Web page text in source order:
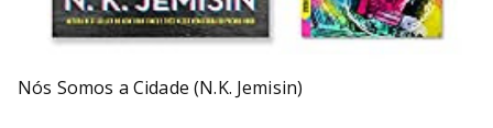
Nós Somos a Cidade (N.K. Jemisin)